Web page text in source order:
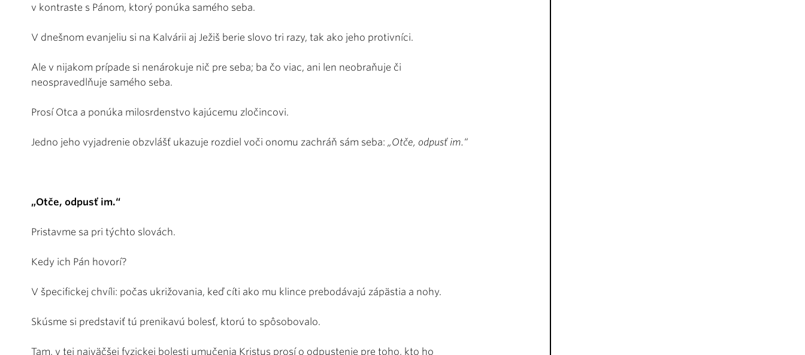
v kontraste s Pánom, ktorý ponúka samého seba.
V dnešnom evanjeliu si na Kalvárii aj Ježiš berie slovo tri razy, tak ako jeho protivníci.
Ale v nijakom prípade si nenárokuje nič pre seba; ba čo viac, ani len neobraňuje či
neospravedlňuje samého seba.
Prosí Otca a ponúka milosrdenstvo kajúcemu zločincovi.
Jedno jeho vyjadrenie obzvlášť ukazuje rozdiel voči onomu zachráň sám seba: „Otče, odpusť im.“
„Otče, odpusť im.“
Pristavme sa pri týchto slovách.
Kedy ich Pán hovorí?
V špecifickej chvíli: počas ukrižovania, keď cíti ako mu klince prebodávajú zápästia a nohy.
Skúsme si predstaviť tú prenikavú bolesť, ktorú to spôsobovalo.
Tam, v tej najväčšej fyzickej bolesti umučenia Kristus prosí o odpustenie pre toho, kto ho